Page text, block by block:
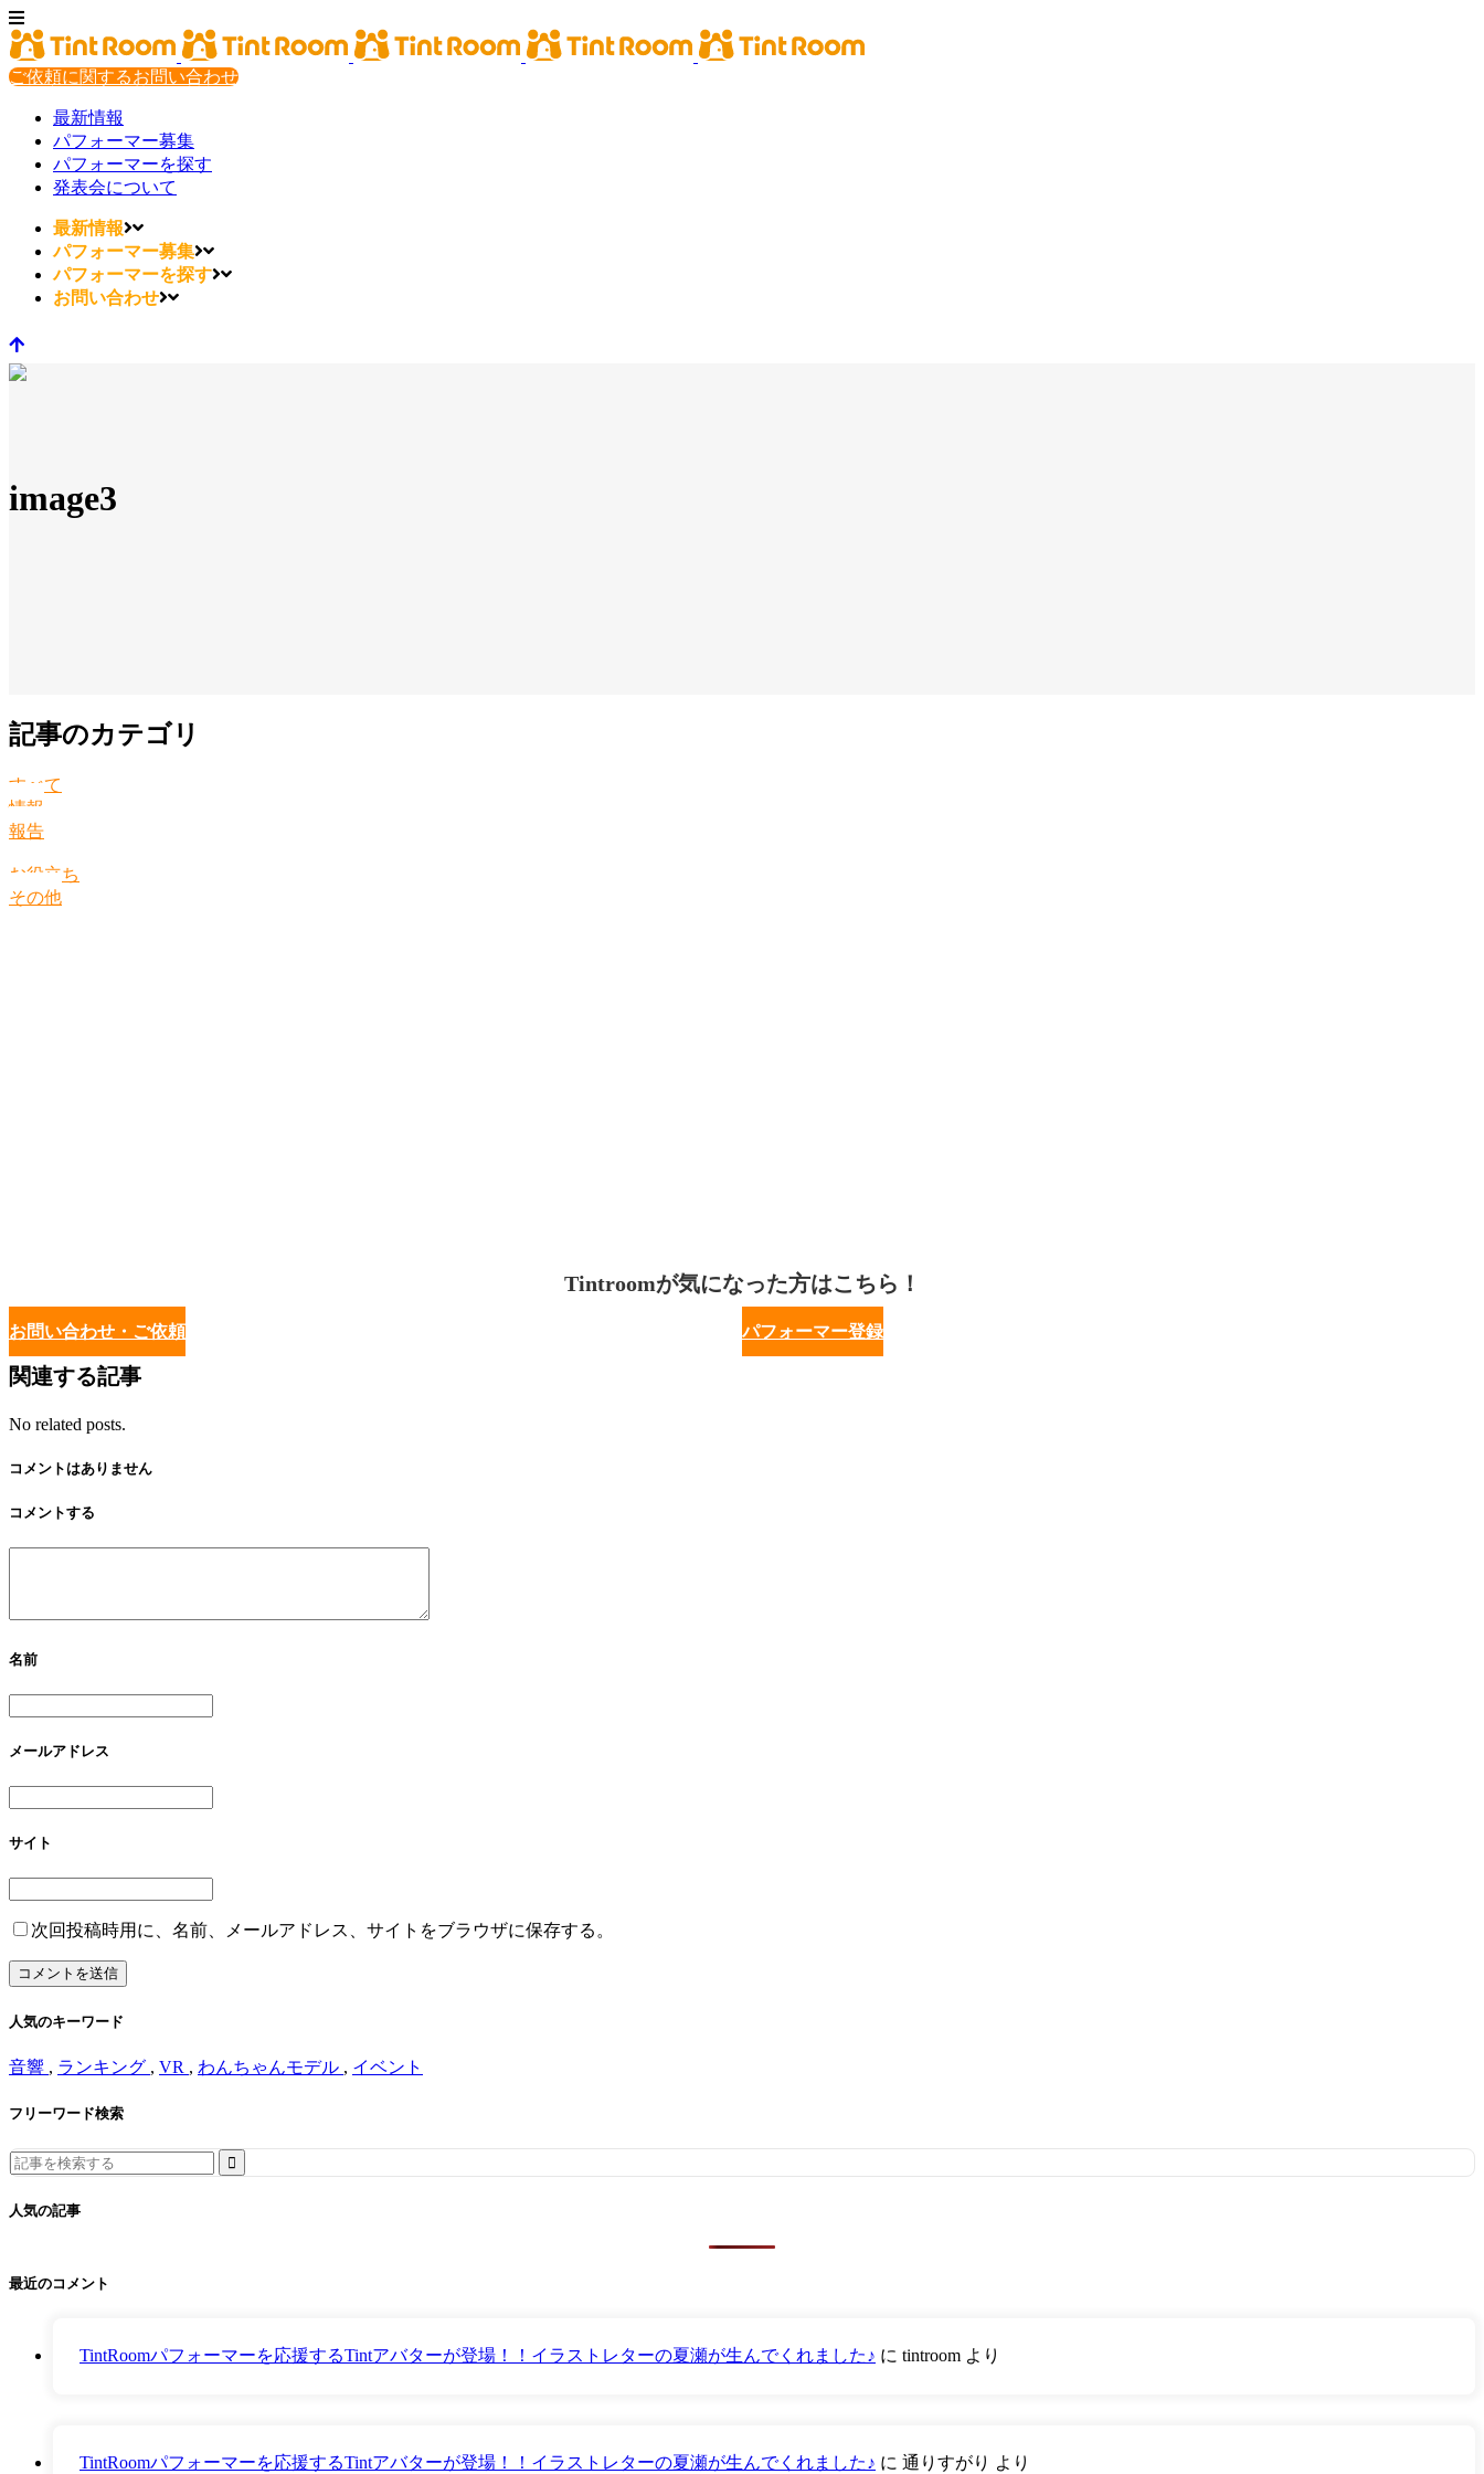
ご依頼に関するお問い合わせ
最新情報
パフォーマー募集
パフォーマーを探す
発表会について
最新情報
パフォーマー募集
パフォーマーを探す
お問い合わせ
image3
記事のカテゴリ
すべて
情報
報告
お役立ち
その他
Tintroomが気になった方はこちら！
お問い合わせ・ご依頼 パフォーマー登録
関連する記事
No related posts.
コメントはありません
コメントする
名前
メールアドレス
サイト
次回投稿時用に、名前、メールアドレス、サイトをブラウザに保存する。
人気のキーワード
音響 , ランキング , VR , わんちゃんモデル , イベント
フリーワード検索
Search
for:
人気の記事
最近のコメント
TintRoomパフォーマーを応援するTintアバターが登場！！イラストレターの夏瀬が生んでくれました♪ に tintroom より
TintRoomパフォーマーを応援するTintアバターが登場！！イラストレターの夏瀬が生んでくれました♪ に 通りすがり より